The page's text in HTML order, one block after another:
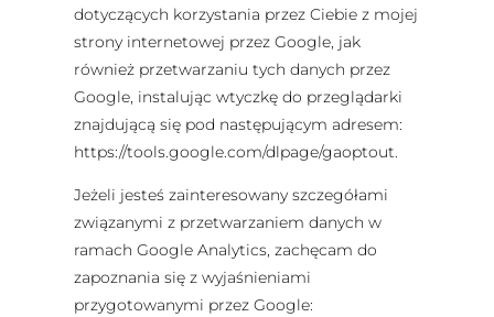
dotyczących korzystania przez Ciebie z mojej
strony internetowej przez Google, jak
również przetwarzaniu tych danych przez
Google, instalując wtyczkę do przeglądarki
znajdującą się pod następującym adresem:
https://tools.google.com/dlpage/gaoptout.
Jeżeli jesteś zainteresowany szczegółami
związanymi z przetwarzaniem danych w
ramach Google Analytics, zachęcam do
zapoznania się z wyjaśnieniami
przygotowanymi przez Google: